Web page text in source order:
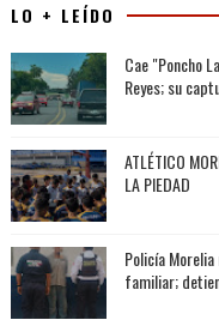
LO + LEÍDO
Cae "Poncho
Reyes; su
ATLÉTICO
LA PIEDAD
Policía
familiar;